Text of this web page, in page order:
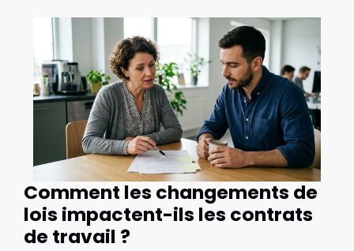
Comment les changements de
lois impactent-ils les contrats
de travail ?